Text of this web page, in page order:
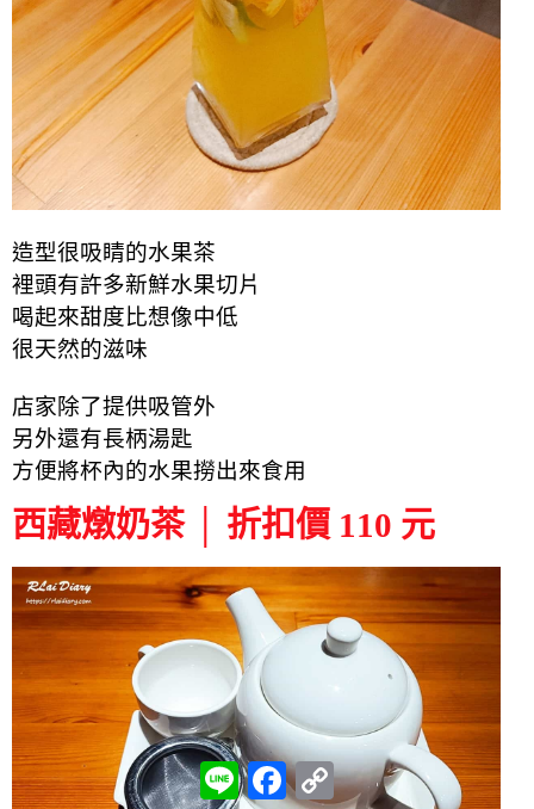
造型很吸睛的水果茶
裡頭有許多新鮮水果切片
喝起來甜度比想像中低
很天然的滋味
店家除了提供吸管外
另外還有長柄湯匙
方便將杯內的水果撈出來食用
西藏燉奶茶 │ 折扣價 110 元
L
i
F
a
C
o